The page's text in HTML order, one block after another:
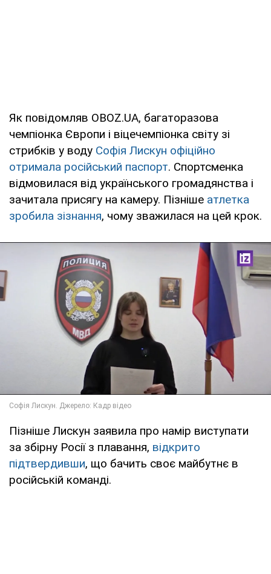
Як повідомляв OBOZ.UA, багаторазова
чемпіонка Європи і віцечемпіонка світу зі
стрибків у воду Софія Лискун офіційно
отримала російський паспорт. Спортсменка
відмовилася від українського громадянства і
зачитала присягу на камеру. Пізніше атлетка
зробила зізнання, чому зважилася на цей крок.
Пізніше Лискун заявила про намір виступати
за збірну Росії з плавання, відкрито
підтвердивши, що бачить своє майбутнє в
російській команді.